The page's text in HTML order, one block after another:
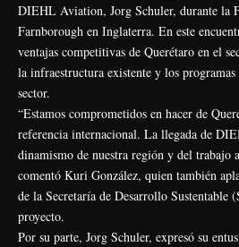
DIEHL Aviation, Jorg Schuler, durante la
Farnborough en Inglaterra. En este
ventajas competitivas de Querétaro en el
la infraestructura existente y los
sector.
“Estamos comprometidos en hacer de
referencia internacional. La llegada de
dinamismo de nuestra región y del trabajo
comentó Kuri González, quien también
de la Secretaría de Desarrollo Sustentable
proyecto.
Por su parte, Jorg Schuler, expresó su